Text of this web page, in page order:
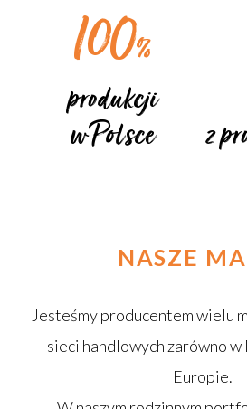
100%
produkcji
w Polsce
z
NASZE
Jesteśmy producentem wielu
sieci handlowych zarówno w
Europie.